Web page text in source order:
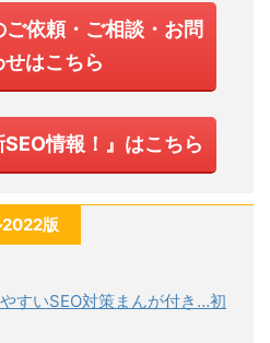
依頼・ご相談・お問
せはこちら
SEO情報！』はこちら
版
すいSEO対策まんが付き…初